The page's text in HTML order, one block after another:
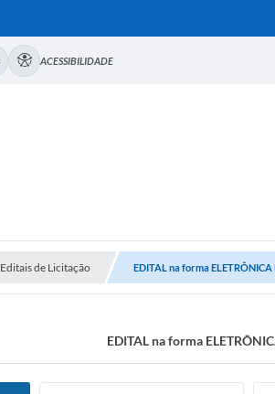
ACESSIBILIDADE
Editais de Licitação EDITAL na forma ELETRÔNICA
EDITAL na forma